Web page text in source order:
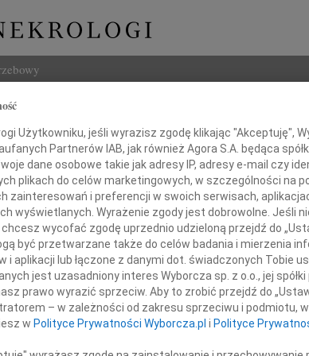
Ze smutkiem żegnamy
Kocurka
Użytkowniku, jeśli wyrazisz zgodę klikając "Akceptuję",
Partnerów IAB, jak również Agora S.A. będąca
dane osobowe takie jak adresy IP, adresy e-mail czy
plikach do celów marketingowych, w szczególności na
zainteresowań i preferencji w swoich serwisach,
wyświetlanych. Wyrażenie zgody jest dobrowolne. Jeśli
wycofać zgodę uprzednio udzieloną przejdź do
być przetwarzane także do celów badania i mierzenia
i aplikacji lub łączone z danymi dot. świadczonych Tobie
jest uzasadniony interes Wyborcza sp. z o.o., jej spółki
prawo wyrazić sprzeciw. Aby to zrobić przejdź do
– w zależności od zakresu sprzeciwu i podmiotu,
w Polityce Prywatności Wyborcza.pl i Polityce